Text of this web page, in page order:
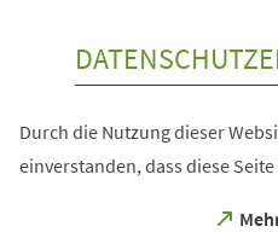
Durch die Nutzung dieser
einverstanden, dass diese
(Öffnet